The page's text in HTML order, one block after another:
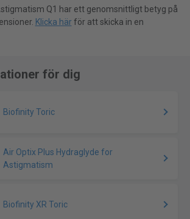
Q1 har ett genomsnittligt betyg på
Klicka härför att skicka in en
för dig
Biofinity Toric
Air Optix Plus Hydraglyde for
Astigmatism
Biofinity XR Toric